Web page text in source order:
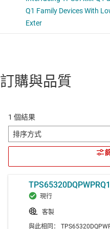
訂購與品質